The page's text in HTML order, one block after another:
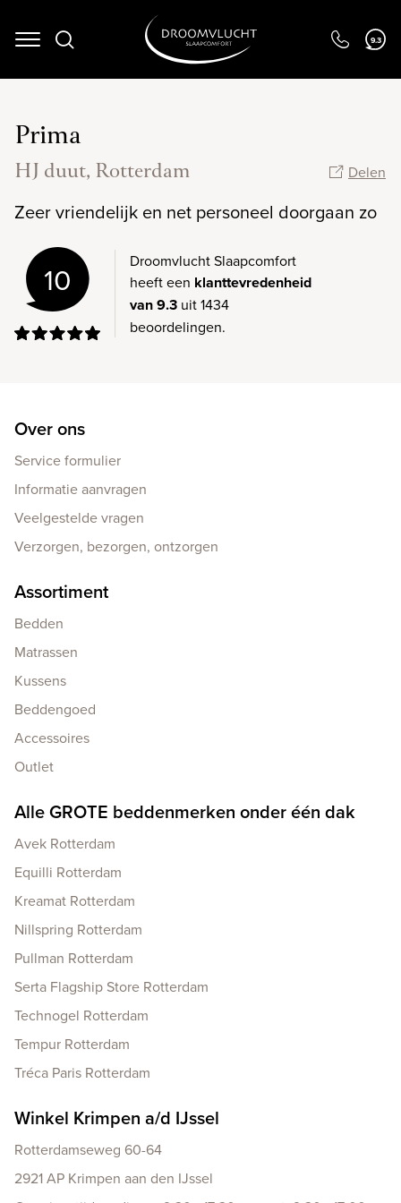
Navigation 9.3
Prima
HJ duut, Rotterdam Delen
Zeer vriendelijk en net personeel doorgaan zo
10
Droomvlucht Slaapcomfort
heeft een klanttevredenheid
van 9.3 uit 1434
beoordelingen.
Over ons
Service formulier
Informatie aanvragen
Veelgestelde vragen
Verzorgen, bezorgen, ontzorgen
Assortiment
Bedden
Matrassen
Kussens
Beddengoed
Accessoires
Outlet
Alle GROTE beddenmerken onder één dak
Avek Rotterdam
Equilli Rotterdam
Kreamat Rotterdam
Nillspring Rotterdam
Pullman Rotterdam
Serta Flagship Store Rotterdam
Technogel Rotterdam
Tempur Rotterdam
Tréca Paris Rotterdam
Winkel Krimpen a/d IJssel
Rotterdamseweg 60-64
2921 AP Krimpen aan den IJssel